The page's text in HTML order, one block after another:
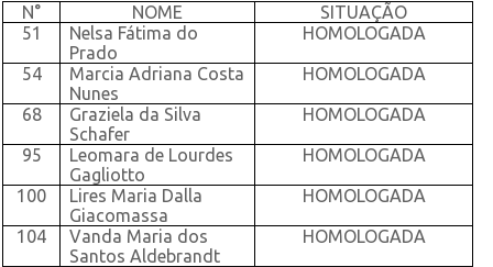
N°
NOME
SITUAÇÃO
51
Nelsa Fátima do
Prado
HOMOLOGADA
54
Marcia Adriana Costa
Nunes
HOMOLOGADA
68
Graziela da Silva
Schafer
HOMOLOGADA
95
Leomara de Lourdes
Gagliotto
HOMOLOGADA
100
Lires Maria Dalla
Giacomassa
HOMOLOGADA
104
Vanda Maria dos
Santos Aldebrandt
HOMOLOGADA